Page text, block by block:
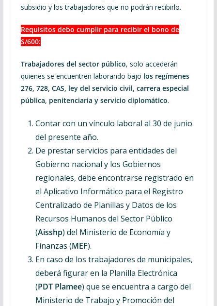
subsidio y los trabajadores que no podrán recibirlo.
Requisitos debo cumplir para recibir el bono de
S/600:
Trabajadores del sector público, solo accederán
quienes se encuentren laborando bajo los regímenes
276, 728, CAS, ley del servicio civil, carrera especial
pública, penitenciaria y servicio diplomático.
Contar con un vínculo laboral al 30 de junio
del presente año.
De prestar servicios para entidades del
Gobierno nacional y los Gobiernos
regionales, debe encontrarse registrado en
el Aplicativo Informático para el Registro
Centralizado de Planillas y Datos de los
Recursos Humanos del Sector Público
(Aisshp) del Ministerio de Economía y
Finanzas (MEF).
En caso de los trabajadores de municipales,
deberá figurar en la Planilla Electrónica
(PDT Plamee) que se encuentra a cargo del
Ministerio de Trabajo y Promoción del